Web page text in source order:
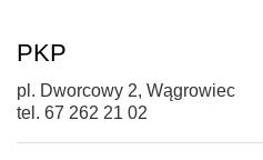
PKP
pl. Dworcowy 2, Wągrowiec
tel. 67 262 21 02